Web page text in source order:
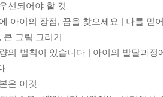
선되어야 할 것
아이의 장점, 꿈을 찾으세요 | 나를 믿
큰 그림 그리기
의 법칙이 있습니다 | 아이의 발달과
은 이것